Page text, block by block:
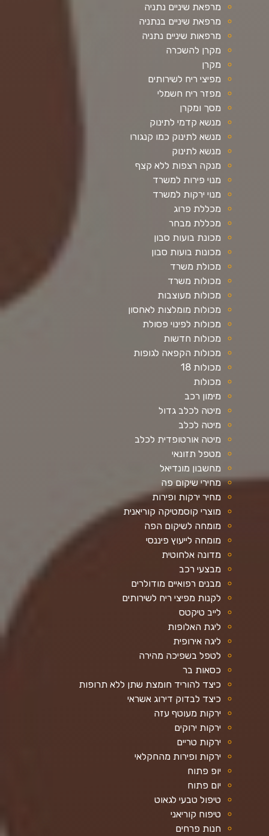
מרפאת שיניים נתניה
מרפאת שיניים בנתניה
מרפאות שיניים נתניה
מקרן להשכרה
מקרן
מפיצי ריח לשירותים
מפזר ריח חשמלי
מסך ומקרן
מנשא קדמי לתינוק
מנשא לתינוק כמו קנגורו
מנשא לתינוק
מנקה רצפות ללא קצף
מנוי פירות למשרד
מנוי ירקות למשרד
מכללת פרוג
מכללת מבחר
מכונת בועות סבון
מכונות בועות סבון
מכולת משרד
מכולות משרד
מכולות מעוצבות
מכולות מומלצות לאחסון
מכולות לפינוי פסולת
מכולות חדשות
מכולות הקפאה לגופות
מכולות 18
מכולות
מימון רכב
מיטה לכלב גדול
מיטה לכלב
מיטה אורטופדית לכלב
מטפל תזונאי
מחשבון מונדיאל
מחירי שיקום פה
מחיר ירקות ופירות
מוצרי קוסמטיקה קוריאנית
מומחה לשיקום הפה
מומחה לייעוץ פיננסי
מדונה אלחוטית
מבצעי רכב
מבנים רפואיים מודולרים
לקנות מפיצי ריח לשירותים
לייב טיקטס
ליגת האלופות
ליגה אירופית
לטפל בשפיכה מהירה
כסאות בר
כיצד להוריד חומצת שתן ללא תרופות
כיצד לבדוק דירוג אשראי
ירקות מעוטף עזה
ירקות ירוקים
ירקות טריים
ירקות ופירות מהחקלאי
יופ פתוח
יום פתוח
טיפול טבעי לגאוט
טיפוח קוריאני
חנות פרחים